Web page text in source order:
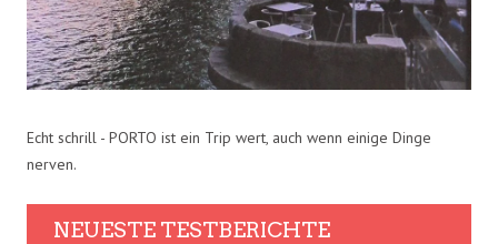
Echt schrill - PORTO ist ein Trip wert, auch wenn einige Dinge
nerven.
NEUESTE TESTBERICHTE